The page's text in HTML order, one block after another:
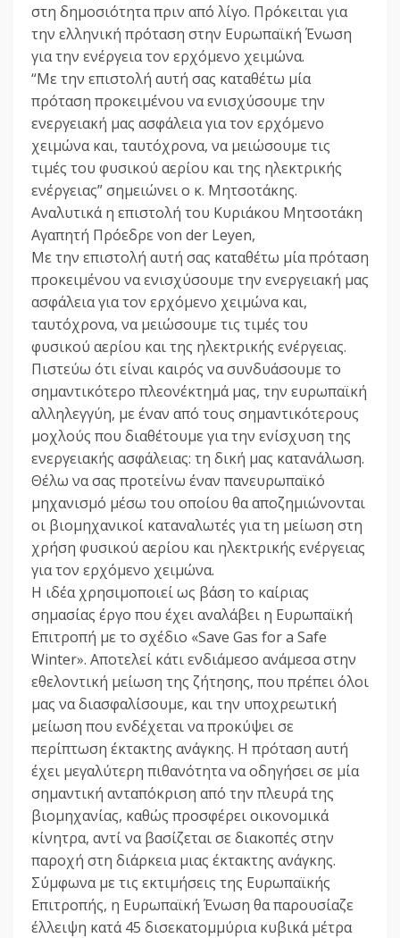
στη δημοσιότητα πριν από λίγο. Πρόκειται για
την ελληνική πρόταση στην Ευρωπαϊκή Ένωση
για την ενέργεια τον ερχόμενο χειμώνα.
“Με την επιστολή αυτή σας καταθέτω μία
πρόταση προκειμένου να ενισχύσουμε την
ενεργειακή μας ασφάλεια για τον ερχόμενο
χειμώνα και, ταυτόχρονα, να μειώσουμε τις
τιμές του φυσικού αερίου και της ηλεκτρικής
ενέργειας” σημειώνει ο κ. Μητσοτάκης.
Αναλυτικά η επιστολή του Κυριάκου Μητσοτάκη
Αγαπητή Πρόεδρε von der Leyen,
Με την επιστολή αυτή σας καταθέτω μία πρόταση
προκειμένου να ενισχύσουμε την ενεργειακή μας
ασφάλεια για τον ερχόμενο χειμώνα και,
ταυτόχρονα, να μειώσουμε τις τιμές του
φυσικού αερίου και της ηλεκτρικής ενέργειας.
Πιστεύω ότι είναι καιρός να συνδυάσουμε το
σημαντικότερο πλεονέκτημά μας, την ευρωπαϊκή
αλληλεγγύη, με έναν από τους σημαντικότερους
μοχλούς που διαθέτουμε για την ενίσχυση της
ενεργειακής ασφάλειας: τη δική μας κατανάλωση.
Θέλω να σας προτείνω έναν πανευρωπαϊκό
μηχανισμό μέσω του οποίου θα αποζημιώνονται
οι βιομηχανικοί καταναλωτές για τη μείωση στη
χρήση φυσικού αερίου και ηλεκτρικής ενέργειας
για τον ερχόμενο χειμώνα.
Η ιδέα χρησιμοποιεί ως βάση το καίριας
σημασίας έργο που έχει αναλάβει η Ευρωπαϊκή
Επιτροπή με το σχέδιο «Save Gas for a Safe
Winter». Αποτελεί κάτι ενδιάμεσο ανάμεσα στην
εθελοντική μείωση της ζήτησης, που πρέπει όλοι
μας να διασφαλίσουμε, και την υποχρεωτική
μείωση που ενδέχεται να προκύψει σε
περίπτωση έκτακτης ανάγκης. Η πρόταση αυτή
έχει μεγαλύτερη πιθανότητα να οδηγήσει σε μία
σημαντική ανταπόκριση από την πλευρά της
βιομηχανίας, καθώς προσφέρει οικονομικά
κίνητρα, αντί να βασίζεται σε διακοπές στην
παροχή στη διάρκεια μιας έκτακτης ανάγκης.
Σύμφωνα με τις εκτιμήσεις της Ευρωπαϊκής
Επιτροπής, η Ευρωπαϊκή Ένωση θα παρουσίαζε
έλλειψη κατά 45 δισεκατομμύρια κυβικά μέτρα